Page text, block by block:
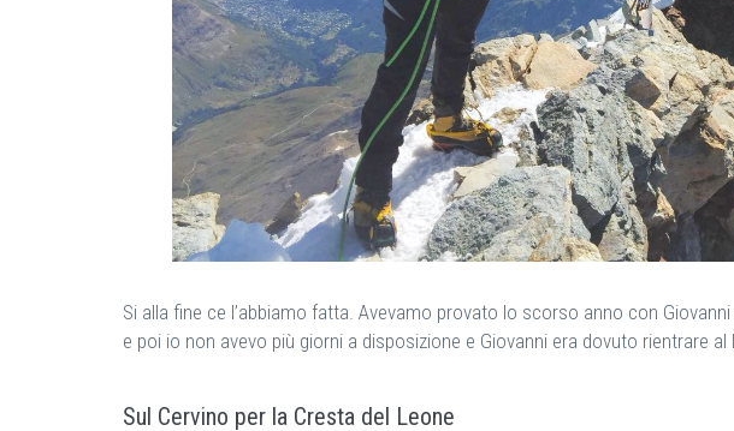
Si alla fine ce l’abbiamo fatta. Avevamo provato lo scorso anno con
e poi io non avevo più giorni a disposizione e Giovanni era dovuto rientrare al
Sul Cervino per la Cresta del Leone